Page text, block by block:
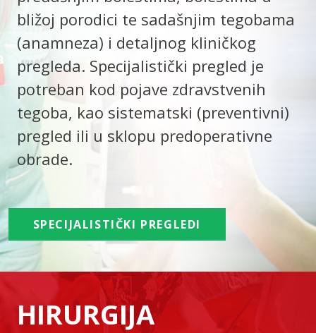
bližoj porodici te sadašnjim tegobama
(anamneza) i detaljnog kliničkog
pregleda. Specijalistički pregled je
potreban kod pojave zdravstvenih
tegoba, kao sistematski (preventivni)
pregled ili u sklopu predoperativne
obrade.
SPECIJALISTIČKI PREGLEDI
HIRURGIJA